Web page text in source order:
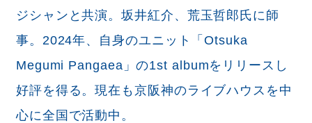
ジシャンと共演。坂井紅介、荒玉哲郎氏に師
事。2024年、自身のユニット「Otsuka
Megumi Pangaea」の1st albumをリリースし
好評を得る。現在も京阪神のライブハウスを中
心に全国で活動中。